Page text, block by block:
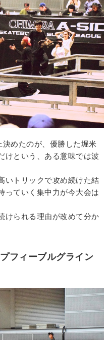
めたのが、優勝した堀米
けという、ある意味では波
いトリックで攻め続けた結
っていく集中力が今大会は
けられる理由が改めて分か
フィーブルグライン